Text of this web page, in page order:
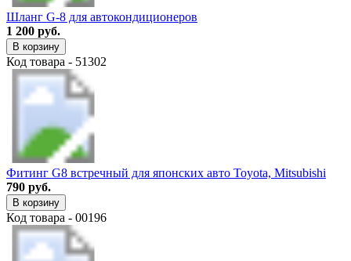
Шланг G-8 для автокондиционеров
1 200 руб.
В корзину
Код товара - 51302
Фитинг G8 встречный для японских авто Toyota, Mitsubishi
790 руб.
В корзину
Код товара - 00196